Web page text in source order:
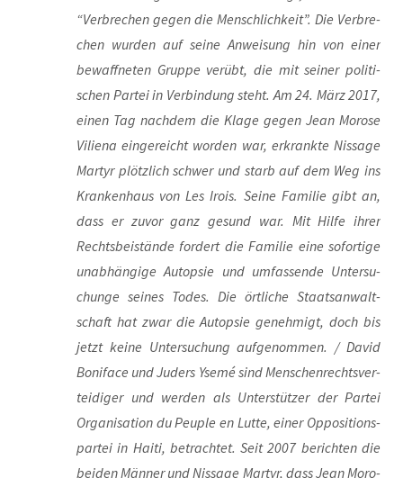
“Ver­bre­chen gegen die Mensch­lich­keit”. Die Ver­bre­
chen wur­den auf sei­ne Anwei­sung hin von einer
bewaff­ne­ten Grup­pe ver­übt, die mit sei­ner poli­ti­
schen Par­tei in Ver­bin­dung steht. Am 24. März 2017,
einen Tag nach­dem die Kla­ge gegen Jean Moro­se
Vili­ena ein­ge­reicht wor­den war, erkrank­te Nis­sa­ge
Mar­tyr plötz­lich schwer und starb auf dem Weg ins
Kran­ken­haus von Les Irois. Sei­ne Fami­lie gibt an,
dass er zuvor ganz gesund war. Mit Hil­fe ihrer
Rechts­bei­stän­de for­dert die Fami­lie eine sofor­ti­ge
unab­hän­gi­ge Aut­op­sie und umfas­sen­de Unter­su­
chun­ge sei­nes Todes. Die ört­li­che Staats­an­walt­
schaft hat zwar die Aut­op­sie geneh­migt, doch bis
jetzt kei­ne Unter­su­chung auf­ge­nom­men. / David
Boni­face und Juders Yse­mé sind Men­schen­rechts­ver­
tei­di­ger und wer­den als Unter­stüt­zer der Par­tei
Orga­ni­sa­ti­on du Peu­ple en Lut­te, einer Oppo­si­ti­ons­
par­tei in Hai­ti, betrach­tet. Seit 2007 berich­ten die
bei­den Män­ner und Nis­sa­ge Mar­tyr, dass Jean Moro­